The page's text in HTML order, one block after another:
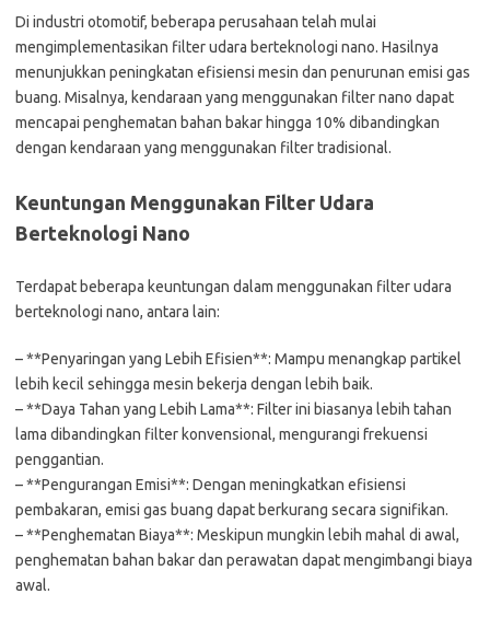
Di industri otomotif, beberapa perusahaan telah mulai
mengimplementasikan filter udara berteknologi nano. Hasilnya
menunjukkan peningkatan efisiensi mesin dan penurunan emisi gas
buang. Misalnya, kendaraan yang menggunakan filter nano dapat
mencapai penghematan bahan bakar hingga 10% dibandingkan
dengan kendaraan yang menggunakan filter tradisional.
Keuntungan Menggunakan Filter Udara
Berteknologi Nano
Terdapat beberapa keuntungan dalam menggunakan filter udara
berteknologi nano, antara lain:
– **Penyaringan yang Lebih Efisien**: Mampu menangkap partikel
lebih kecil sehingga mesin bekerja dengan lebih baik.
– **Daya Tahan yang Lebih Lama**: Filter ini biasanya lebih tahan
lama dibandingkan filter konvensional, mengurangi frekuensi
penggantian.
– **Pengurangan Emisi**: Dengan meningkatkan efisiensi
pembakaran, emisi gas buang dapat berkurang secara signifikan.
– **Penghematan Biaya**: Meskipun mungkin lebih mahal di awal,
penghematan bahan bakar dan perawatan dapat mengimbangi biaya
awal.